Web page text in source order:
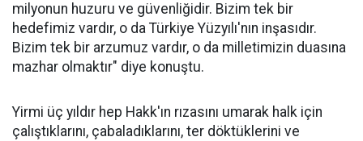
milyonun huzuru ve güvenliğidir. Bizim tek bir
hedefimiz vardır, o da Türkiye Yüzyılı'nın inşasıdır.
Bizim tek bir arzumuz vardır, o da milletimizin duasına
mazhar olmaktır" diye konuştu.
Yirmi üç yıldır hep Hakk'ın rızasını umarak halk için
çalıştıklarını, çabaladıklarını, ter döktüklerini ve